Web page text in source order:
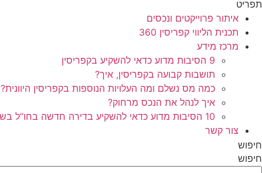
תפריט
איתור פרוייקטים ונכסים
תכנית הליווי קפריסין 360
מרכז מידע
9 הסיבות מדוע כדאי להשקיע בקפריסין
תושבות קבועה בקפריסין, איך?
כמה מס נשלם ומה העלויות הנוספות בקפריסין היוונית?
איך לנהל את הנכס מרחוק?
10 הסיבות מדוע כדאי להשקיע בדירה חדשה בחו”ל בשלב הפריסייל
צור קשר
חיפוש
חיפוש